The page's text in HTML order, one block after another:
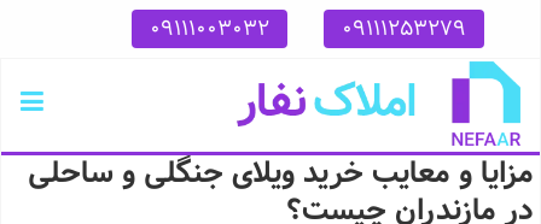
09111253279
09111003032
مزایا و معایب خرید ویلای جنگلی و ساحلی
در مازندران چیست؟